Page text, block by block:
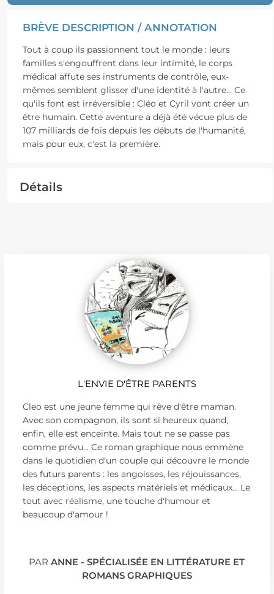
BRÈVE DESCRIPTION / ANNOTATION
Tout à coup ils passionnent tout le monde : leurs
familles s'engouffrent dans leur intimité, le corps
médical affute ses instruments de contrôle, eux-
mêmes semblent glisser d'une identité à l'autre... Ce
qu'ils font est irréversible : Cléo et Cyril vont créer un
être humain. Cette aventure a déjà été vécue plus de
107 milliards de fois depuis les débuts de l'humanité,
mais pour eux, c'est la première.
Détails
L'ENVIE D'ÊTRE PARENTS
Cleo est une jeune femme qui rêve d'être maman.
Avec son compagnon, ils sont si heureux quand,
enfin, elle est enceinte. Mais tout ne se passe pas
comme prévu... Ce roman graphique nous emmène
dans le quotidien d'un couple qui découvre le monde
des futurs parents : les angoisses, les réjouissances,
les déceptions, les aspects matériels et médicaux... Le
tout avec réalisme, une touche d'humour et
beaucoup d'amour !
PARANNE - SPÉCIALISÉE EN LITTÉRATURE ET
ROMANS GRAPHIQUES